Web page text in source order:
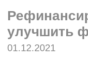
улучшить
01.12.2021